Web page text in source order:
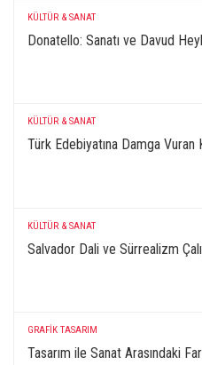
KÜLTÜR & SANAT
Donatello: Sanatı ve Davud
KÜLTÜR & SANAT
Türk Edebiyatına Damga Vuran
KÜLTÜR & SANAT
Salvador Dali ve Sürrealizm
GRAFİK TASARIM
Tasarım ile Sanat Arasındaki